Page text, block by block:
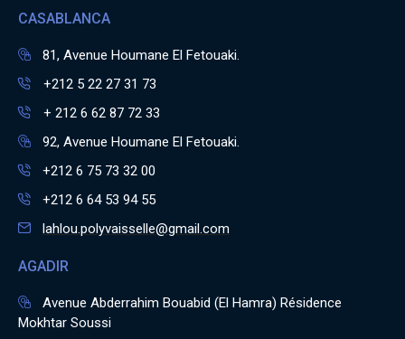
CASABLANCA
81, Avenue Houmane El Fetouaki.
+212 5 22 27 31 73
+ 212 6 62 87 72 33
92, Avenue Houmane El Fetouaki.
+212 6 75 73 32 00
+212 6 64 53 94 55
lahlou.polyvaisselle@gmail.com
AGADIR
Avenue Abderrahim Bouabid (El Hamra) Résidence
Mokhtar Soussi